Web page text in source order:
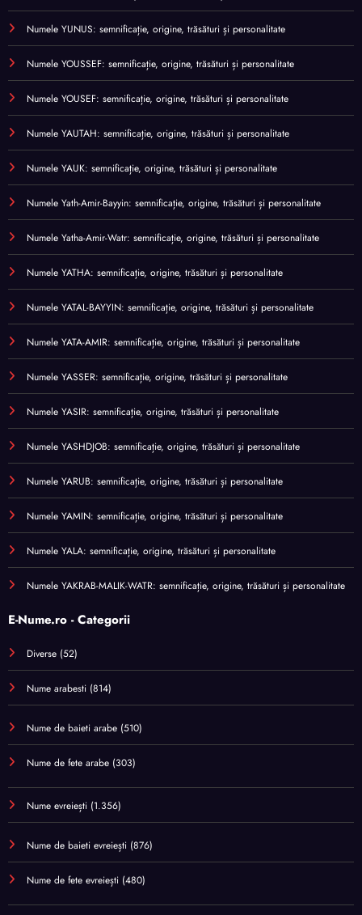
Numele YUNUS: semnificație, origine, trăsături și personalitate
Numele YOUSSEF: semnificație, origine, trăsături și personalitate
Numele YOUSEF: semnificație, origine, trăsături și personalitate
Numele YAUTAH: semnificație, origine, trăsături și personalitate
Numele YAUK: semnificație, origine, trăsături și personalitate
Numele Yath-Amir-Bayyin: semnificație, origine, trăsături și personalitate
Numele Yatha-Amir-Watr: semnificație, origine, trăsături și personalitate
Numele YATHA: semnificație, origine, trăsături și personalitate
Numele YATAL-BAYYIN: semnificație, origine, trăsături și personalitate
Numele YATA-AMIR: semnificație, origine, trăsături și personalitate
Numele YASSER: semnificație, origine, trăsături și personalitate
Numele YASIR: semnificație, origine, trăsături și personalitate
Numele YASHDJOB: semnificație, origine, trăsături și personalitate
Numele YARUB: semnificație, origine, trăsături și personalitate
Numele YAMIN: semnificație, origine, trăsături și personalitate
Numele YALA: semnificație, origine, trăsături și personalitate
Numele YAKRAB-MALIK-WATR: semnificație, origine, trăsături și personalitate
E-Nume.ro - Categorii
Diverse (52)
Nume arabesti (814)
Nume de baieti arabe (510)
Nume de fete arabe (303)
Nume evreiești (1.356)
Nume de baieti evreiești (876)
Nume de fete evreiești (480)